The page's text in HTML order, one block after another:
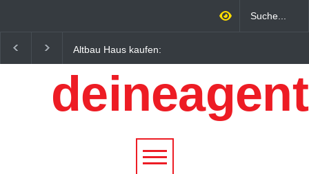
Altbau Haus kaufen:
Unterschiede zwischen
Süddeutschland und
Österreich einfach erklärt
Wirtschaftsfaktor: Wie
Qualitätstourismus
profitieren